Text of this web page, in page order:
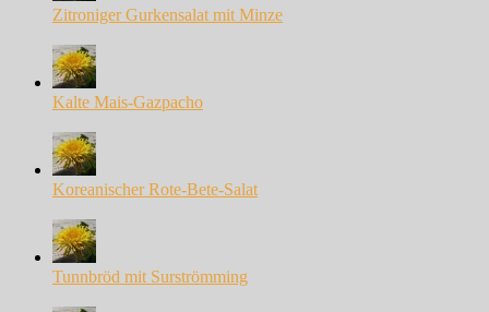
Zitroniger Gurkensalat mit Minze
Kalte Mais-Gazpacho
Koreanischer Rote-Bete-Salat
Tunnbröd mit Surströmming